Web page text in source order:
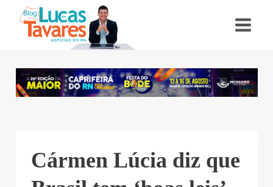
Cármen Lúcia diz que